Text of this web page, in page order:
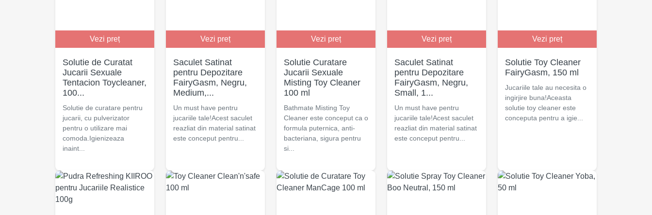
Vezi preț
Solutie de Curatat
Jucarii Sexuale
Tentacion Toycleaner,
100...
Solutie de curatare pentru
jucarii, cu pulverizator
pentru o utilizare mai
comoda.Igienizeaza
inaint...
Vezi preț
Saculet Satinat
pentru Depozitare
FairyGasm, Negru,
Medium,...
Un must have pentru
jucariile tale!Acest saculet
reazliat din material satinat
este conceput pentru...
Vezi preț
Solutie Curatare
Jucarii Sexuale
Misting Toy Cleaner
100 ml
Bathmate Misting Toy
Cleaner este conceput ca o
formula puternica, anti-
bacteriana, sigura pentru
si...
Vezi preț
Saculet Satinat
pentru Depozitare
FairyGasm, Negru,
Small, 1...
Un must have pentru
jucariile tale!Acest saculet
reazliat din material satinat
este conceput pentru...
Vezi preț
Solutie Toy Cleaner
FairyGasm, 150 ml
Jucariile tale au necesita o
ingirjire buna!Aceasta
solutie toy cleaner este
conceputa pentru a igie...